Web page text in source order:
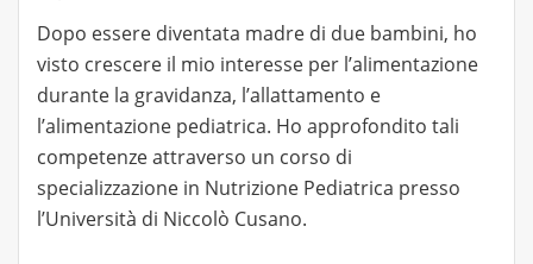
Dopo essere diventata madre di due bambini, ho
visto crescere il mio interesse per l’alimentazione
durante la gravidanza, l’allattamento e
l’alimentazione pediatrica. Ho approfondito tali
competenze attraverso un corso di
specializzazione in Nutrizione Pediatrica presso
l’Università di Niccolò Cusano.